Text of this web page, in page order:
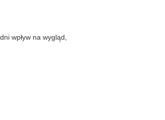
wpływ na wygląd,